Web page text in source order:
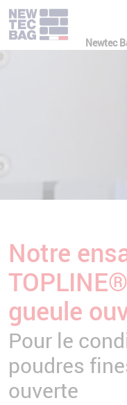
Newtec
Notre
gueule
Pour le
poudres
ouverte